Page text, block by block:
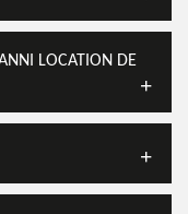
LOCATION DE